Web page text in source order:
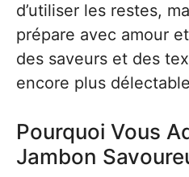
d’utiliser les restes,
prépare avec amour
des saveurs et des
encore plus
Pourquoi Vous
Jambon